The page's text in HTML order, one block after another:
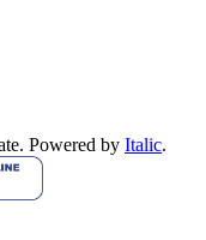
Powered by Italic.